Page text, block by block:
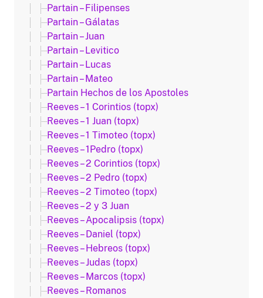
Partain – Filipenses
Partain – Gálatas
Partain – Juan
Partain – Levitico
Partain – Lucas
Partain – Mateo
Partain Hechos de los Apostoles
Reeves – 1 Corintios (topx)
Reeves – 1 Juan (topx)
Reeves – 1 Timoteo (topx)
Reeves – 1Pedro (topx)
Reeves – 2 Corintios (topx)
Reeves – 2 Pedro (topx)
Reeves – 2 Timoteo (topx)
Reeves – 2 y 3 Juan
Reeves – Apocalipsis (topx)
Reeves – Daniel (topx)
Reeves – Hebreos (topx)
Reeves – Judas (topx)
Reeves – Marcos (topx)
Reeves – Romanos